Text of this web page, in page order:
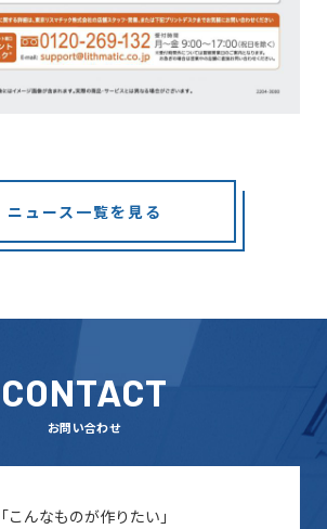
ニュース一覧を見る
CONTACT
お問い合わせ
「こんなものが作りたい」